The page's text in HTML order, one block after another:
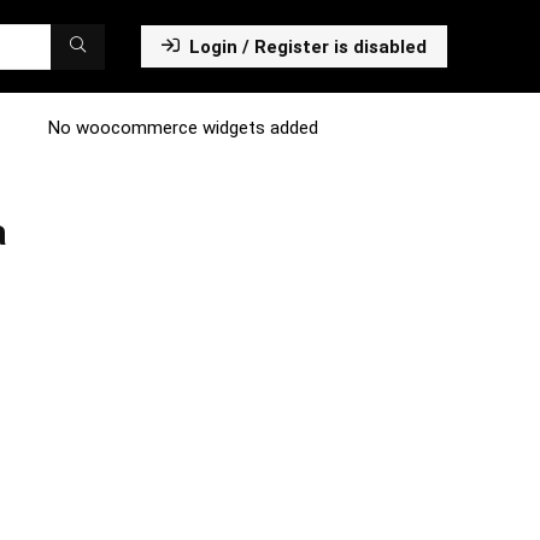
Login / Register is disabled
No woocommerce widgets added